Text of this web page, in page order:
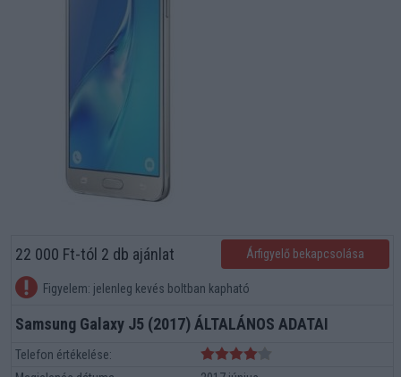
22 000 Ft-tól 2 db ajánlat Árfigyelő bekapcsolása
Figyelem: jelenleg kevés boltban kapható
Samsung Galaxy J5 (2017) ÁLTALÁNOS ADATAI
Telefon értékelése: